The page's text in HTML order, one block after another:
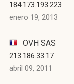
184.173.193.223
enero 19, 2013
OVH SAS
213.186.33.17
abril 09, 2011